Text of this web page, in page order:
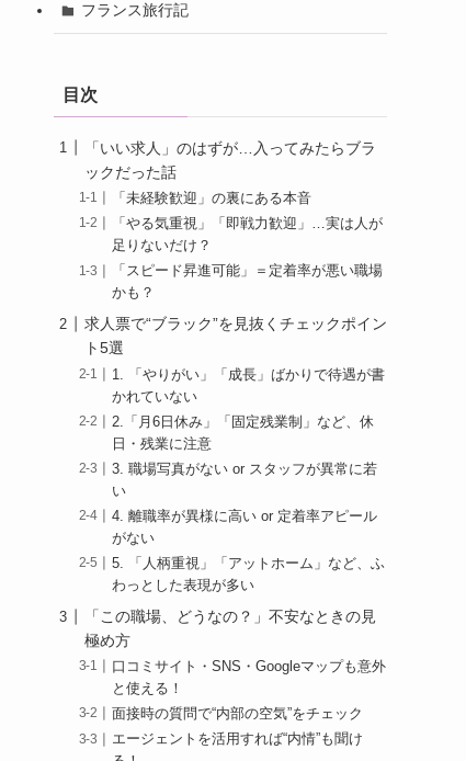
フランス旅行記
目次
「いい求人」のはずが…入ってみたらブラ
ックだった話
「未経験歓迎」の裏にある本音
「やる気重視」「即戦力歓迎」…実は人が
足りないだけ？
「スピード昇進可能」＝定着率が悪い職場
かも？
求人票で“ブラック”を見抜くチェックポイン
ト5選
1. 「やりがい」「成長」ばかりで待遇が書
かれていない
2.「月6日休み」「固定残業制」など、休
日・残業に注意
3. 職場写真がない or スタッフが異常に若
い
4. 離職率が異様に高い or 定着率アピール
がない
5. 「人柄重視」「アットホーム」など、ふ
わっとした表現が多い
「この職場、どうなの？」不安なときの見
極め方
口コミサイト・SNS・Googleマップも意外
と使える！
面接時の質問で“内部の空気”をチェック
エージェントを活用すれば“内情”も聞け